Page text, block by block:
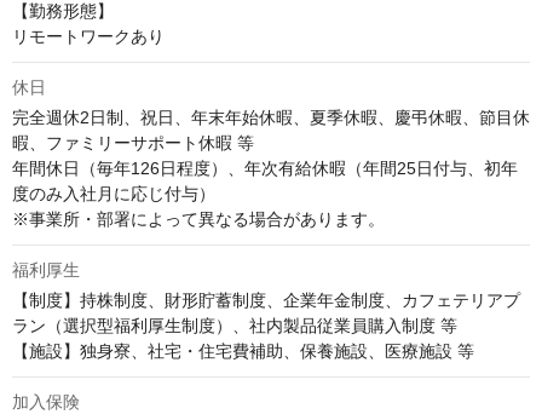
【勤務形態】
リモートワークあり
休日
完全週休2日制、祝日、年末年始休暇、夏季休暇、慶弔休暇、節目休
暇、ファミリーサポート休暇 等
年間休日（毎年126日程度）、年次有給休暇（年間25日付与、初年
度のみ入社月に応じ付与）
※事業所・部署によって異なる場合があります。
福利厚生
【制度】持株制度、財形貯蓄制度、企業年金制度、カフェテリアプ
ラン（選択型福利厚生制度）、社内製品従業員購入制度 等
【施設】独身寮、社宅・住宅費補助、保養施設、医療施設 等
加入保険